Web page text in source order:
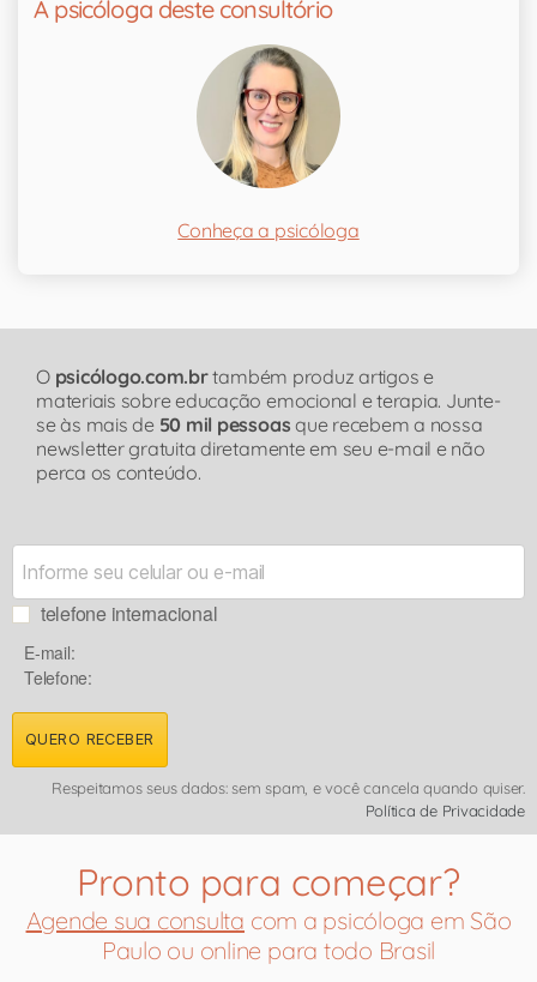
A psicóloga deste consultório
Conheça a psicóloga
O psicólogo.com.brtambém produz artigos e
materiais sobre educação emocional e terapia. Junte-
se às mais de 50 mil pessoas que recebem a nossa
newsletter gratuita diretamente em seu e-mail e não
perca os conteúdo.
telefone internacional
E-mail:
Telefone:
QUERO RECEBER
Respeitamos seus dados: sem spam, e você cancela quando quiser.
Política de Privacidade
Pronto para começar?
Agende sua consulta com a psicóloga em São
Paulo ou online para todo Brasil